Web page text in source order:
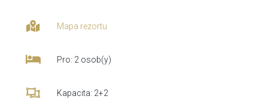
Mapa rezortu
Pro: 2 osob(y)
Kapacita: 2+2